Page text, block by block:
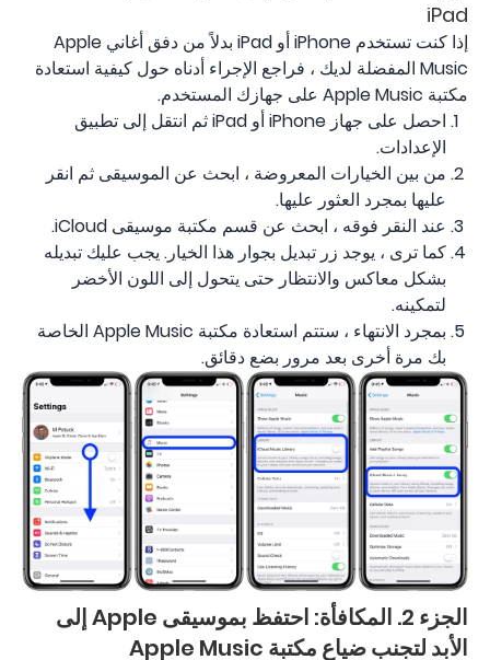
iPad
إذا كنت تستخدم iPhone أو iPad بدلاً من دفق أغاني Apple
Music المفضلة لديك ، فراجع الإجراء أدناه حول كيفية استعادة
مكتبة Apple Music على جهازك المستخدم.
احصل على جهاز iPhone أو iPad ثم انتقل إلى تطبيق
الإعدادات.
من بين الخيارات المعروضة ، ابحث عن الموسيقى ثم انقر
عليها بمجرد العثور عليها.
عند النقر فوقه ، ابحث عن قسم مكتبة موسيقى iCloud.
كما ترى ، يوجد زر تبديل بجوار هذا الخيار. يجب عليك تبديله
بشكل معاكس والانتظار حتى يتحول إلى اللون الأخضر
لتمكينه.
بمجرد الانتهاء ، ستتم استعادة مكتبة Apple Music الخاصة
بك مرة أخرى بعد مرور بضع دقائق.
الجزء 2. المكافأة: احتفظ بموسيقى Apple إلى
الأبد لتجنب ضياع مكتبة Apple Music